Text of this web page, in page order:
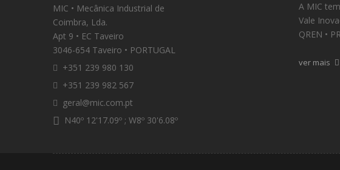
MIC • Mecânica Industrial de
Coimbra, Lda.
Apt 9 • EC Taveiro
3046-654 Taveiro • PORTUGAL
+351 239 980 130
+351 239 982 567
geral@mic.com.pt
N40º 12'17.09º ; W8º 30'6.08º
A MIC
Vale
QREN •
ver mais